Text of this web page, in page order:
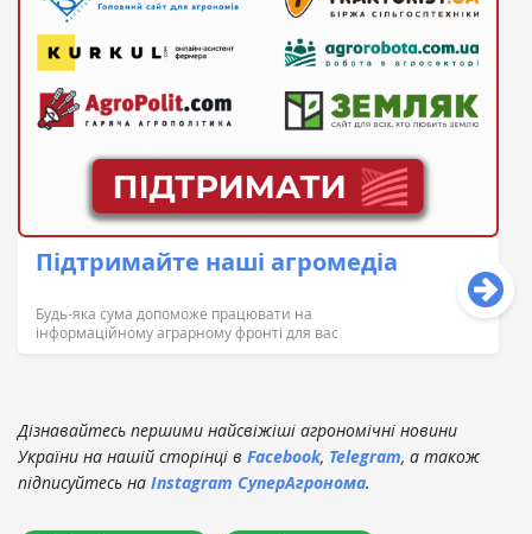
Підтримайте наші агромедіа
Будь-яка сума допоможе працювати на
інформаційному аграрному фронті для вас
Дізнавайтесь першими найсвіжіші агрономічні новини
України на нашій сторінці в Facebook, Telegram, а також
підписуйтесь на Instagram СуперАгронома.